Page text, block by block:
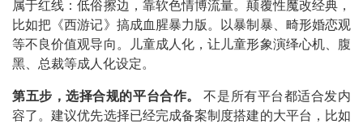
属于红线：低俗擦边，靠软色情博流量。颠覆性魔改经典，
比如把《西游记》搞成血腥暴力版。以暴制暴、畸形婚恋观
等不良价值观导向。儿童成人化，让儿童形象演绎心机、腹
黑、总裁等成人化设定。
第五步，选择合规的平台合作。
不是所有平台都适合发内
容了。建议优先选择已经完成备案制度搭建的大平台，比如